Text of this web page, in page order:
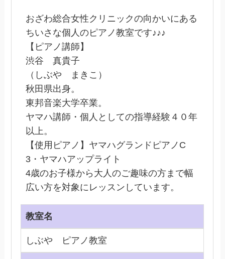
おざわ総合女性クリニックの向かいにある
ちいさな個人のピアノ教室です♪♪♪
【ピアノ講師】
渋谷 真貴子
（しぶや まきこ）
秋田県出身。
東邦音楽大学卒業。
ヤマハ講師・個人としての指導経験４０年
以上。
【使用ピアノ】ヤマハグランドピアノC
3・ヤマハアップライト
4歳のお子様から大人のご趣味の方まで幅
広い方を対象にレッスンしています。
教室名
しぶや ピアノ教室